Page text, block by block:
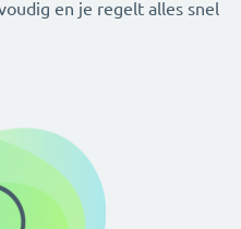
en je regelt alles snel